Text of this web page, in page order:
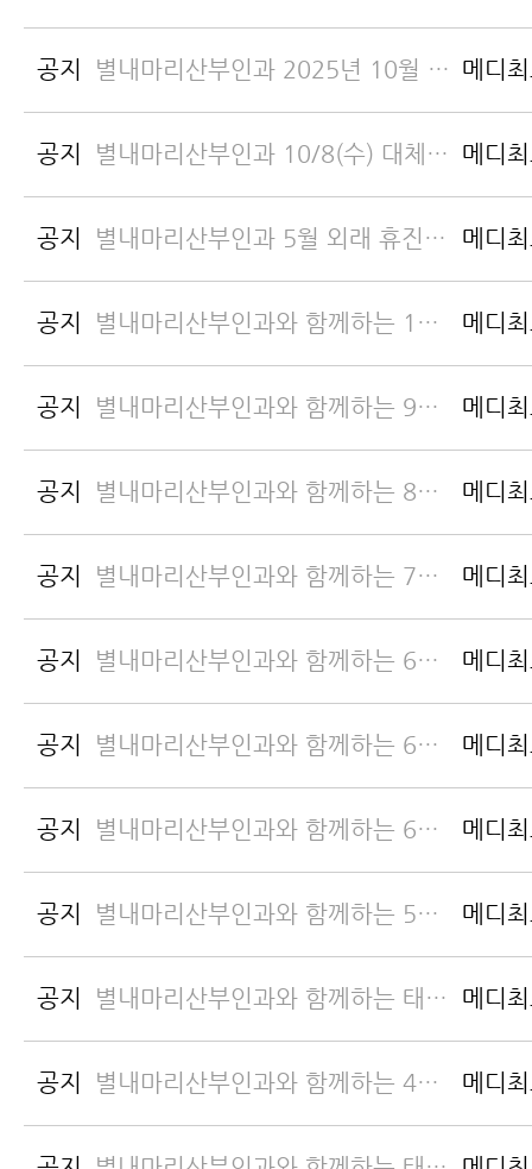
공지 별내마리산부인과 2025년 10월 진료 안내 메디
공지 별내마리산부인과 10/8(수) 대체공휴일 휴진 안내 메디
공지 별내마리산부인과 5월 외래 휴진 안내 메디
공지 별내마리산부인과와 함께하는 10월 산모교실 메디
공지 별내마리산부인과와 함께하는 9월 산모교실 메디
공지 별내마리산부인과와 함께하는 8월 산모교실 메디
공지 별내마리산부인과와 함께하는 7월 산모교실 메디
공지 별내마리산부인과와 함께하는 6월 산모교실 메디
공지 별내마리산부인과와 함께하는 6월 원예태교 메디
공지 별내마리산부인과와 함께하는 6월 바느질태교 메디
공지 별내마리산부인과와 함께하는 5월 산모교실 메디
공지 별내마리산부인과와 함께하는 태교바느질 2024년 5월 메디
공지 별내마리산부인과와 함께하는 4월 산모교실 메디